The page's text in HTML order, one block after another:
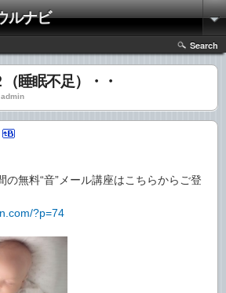
ルナビ
Search
睡眠不足）・・
admin
の無料“音”メール講座はこちらからご登
?p=74